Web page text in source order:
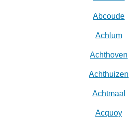
Abcoude
Achlum
Achthoven
Achthuizen
Achtmaal
Acquoy